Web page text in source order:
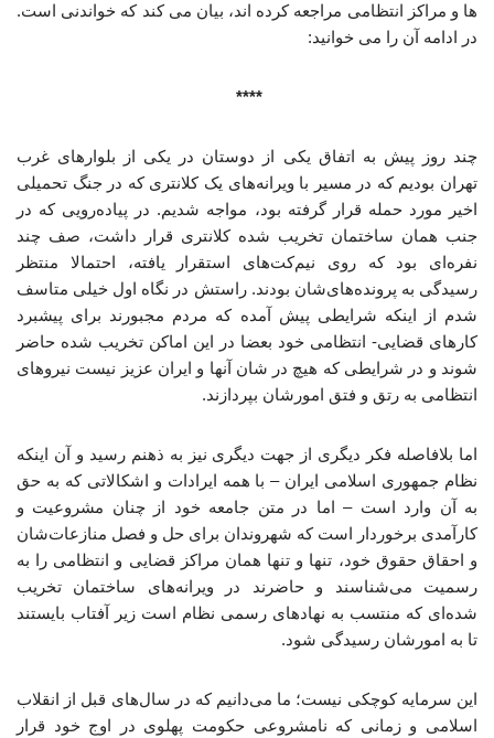
ها و مراکز انتظامی مراجعه کرده اند، بیان می کند که خواندنی است.
در ادامه آن را می خوانید:
****
چند روز پیش به اتفاق یکی از دوستان در یکی از بلوارهای غرب
تهران بودیم که در مسیر با ویرانه‌های یک کلانتری که در جنگ تحمیلی
اخیر مورد حمله قرار گرفته بود، مواجه شدیم. در پیاده‌رویی که در
جنب همان ساختمان تخریب شده کلانتری قرار داشت، صف چند
نفره‌ای بود که روی نیم‌کت‌های استقرار یافته، احتمالا منتظر
رسیدگی به پرونده‌های‌شان بودند. راستش در نگاه اول خیلی متاسف
شدم از اینکه شرایطی پیش آمده که مردم مجبورند برای پیشبرد
کارهای قضایی- انتظامی خود بعضا در این اماکن تخریب شده حاضر
شوند و در شرایطی که هیچ در شان آنها و ایران عزیز نیست نیروهای
انتظامی به رتق و فتق امورشان بپردازند.
اما بلافاصله فکر دیگری از جهت دیگری نیز به ذهنم رسید و آن اینکه
نظام جمهوری اسلامی ایران – با همه ایرادات و اشکالاتی که به حق
به آن وارد است – اما در متن جامعه خود از چنان مشروعیت و
کارآمدی‌ برخوردار است که شهروندان برای حل و فصل منازعات‌شان
و احقاق حقوق خود، تنها و تنها همان مراکز قضایی و انتظامی را به
رسمیت می‌شناسند و حاضرند در ویرانه‌های ساختمان تخریب
شده‌ای که منتسب به نهادهای رسمی نظام است زیر آفتاب بایستند
تا به امورشان رسیدگی شود.
این سرمایه کوچکی نیست؛ ما می‌دانیم که در سال‌های قبل از انقلاب
اسلامی و زمانی که نامشروعی حکومت پهلوی در اوج خود قرار